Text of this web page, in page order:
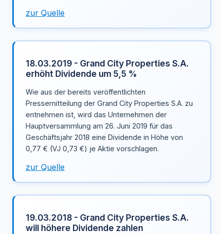
zur Quelle
18.03.2019 - Grand City Properties S.A.
erhöht Dividende um 5,5 %
Wie aus der bereits veröffentlichten
Pressemitteilung der Grand City Properties S.A. zu
entnehmen ist, wird das Unternehmen der
Hauptversammlung am 26. Juni 2019 für das
Geschäftsjahr 2018 eine Dividende in Höhe von
0,77 € (VJ 0,73 €) je Aktie vorschlagen.
zur Quelle
19.03.2018 - Grand City Properties S.A.
will höhere Dividende zahlen